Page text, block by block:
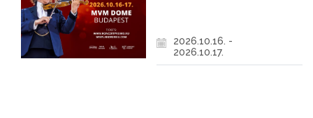
2026.10.16. -
2026.10.17.